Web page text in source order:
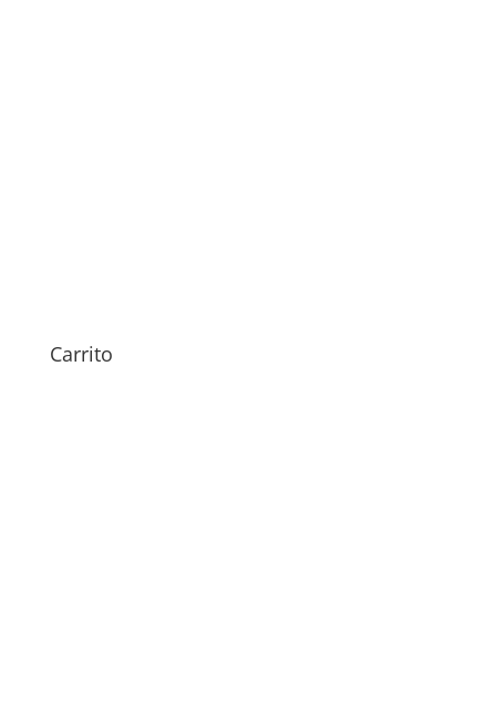
Carrito